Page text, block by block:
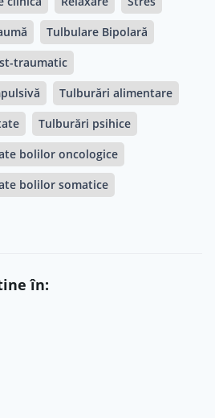
Tulbulare Bipolară
traumatic
Tulburări alimentare
Tulburări psihice
bolilor oncologice
bolilor somatice
în: